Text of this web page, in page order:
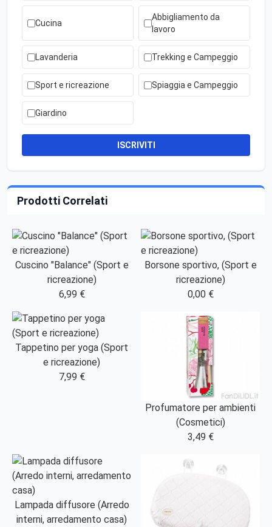
Cucina
Abbigliamento da
lavoro
Lavanderia Trekking e Campeggio
Sport e ricreazione Spiaggia e Campeggio
Giardino
ISCRIVITI
Prodotti Correlati
Cuscino "Balance" (Sport e
ricreazione)
6,99 €
Borsone sportivo, (Sport e
ricreazione)
0,00 €
Tappetino per yoga (Sport
e ricreazione)
7,99 €
Profumatore per ambienti
(Cosmetici)
3,49 €
Lampada diffusore (Arredo
interni, arredamento casa)